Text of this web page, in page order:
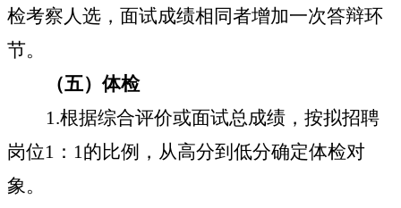
检考察人选，面试成绩相同者增加一次答辩环
节。
（五）体检
1.根据综合评价或面试总成绩，按拟招聘
岗位1 ： 1的比例，从高分到低分确定体检对
象。